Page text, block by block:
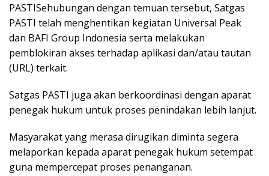
PASTISehubungan dengan temuan tersebut, Satgas
PASTI telah menghentikan kegiatan Universal Peak
dan BAFI Group Indonesia serta melakukan
pemblokiran akses terhadap aplikasi dan/atau tautan
(URL) terkait.
Satgas PASTI juga akan berkoordinasi dengan aparat
penegak hukum untuk proses penindakan lebih lanjut.
Masyarakat yang merasa dirugikan diminta segera
melaporkan kepada aparat penegak hukum setempat
guna mempercepat proses penanganan.